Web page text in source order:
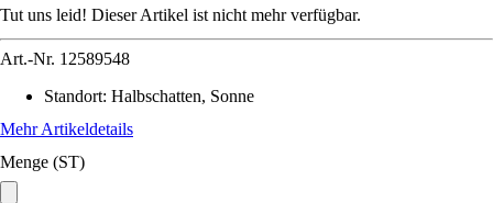
Tut uns leid! Dieser Artikel ist nicht mehr verfügbar.
Art.-Nr. 12589548
Standort: Halbschatten, Sonne
Mehr Artikeldetails
Menge (ST)